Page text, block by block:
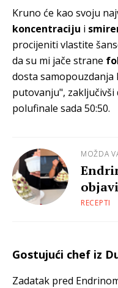
Kruno će kao svoju
koncentraciju i
procijeniti vlastite
da su mi jače strane
dosta samopouzdanja
putovanju", zaključivši
polufinale sada 50:50.
MOŽDA
RECEPTI
Gostujući chef iz
Zadatak pred